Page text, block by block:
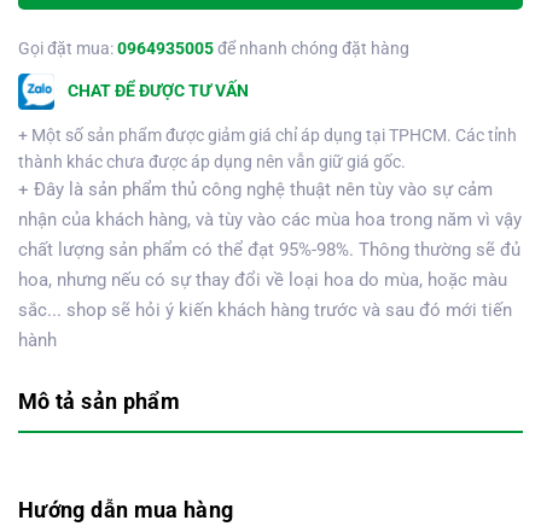
Gọi đặt mua:0964935005để nhanh chóng đặt hàng
CHAT ĐỂ ĐƯỢC TƯ VẤN
+ Một số sản phẩm được giảm giá chỉ áp dụng tại TPHCM. Các tỉnh
thành khác chưa được áp dụng nên vẫn giữ giá gốc.
+ Đây là sản phẩm thủ công nghệ thuật nên tùy vào sự cảm
nhận của khách hàng, và tùy vào các mùa hoa trong năm vì vậy
chất lượng sản phẩm có thể đạt 95%-98%. Thông thường sẽ đủ
hoa, nhưng nếu có sự thay đổi về loại hoa do mùa, hoặc màu
sắc... shop sẽ hỏi ý kiến khách hàng trước và sau đó mới tiến
hành
Mô tả sản phẩm
Hướng dẫn mua hàng